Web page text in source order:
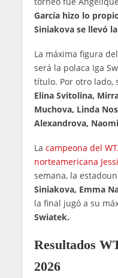
García hizo lo
Siniakova se llevó
La máxima figura del
será la polaca Iga
título. Por otro lado,
Elina Svitolina,
Muchova, Linda
Alexandrova,
La campeona del
norteamericana
semana, la
Siniakova, Emma
la final jugó a su
Swiatek.
Resultados
2026